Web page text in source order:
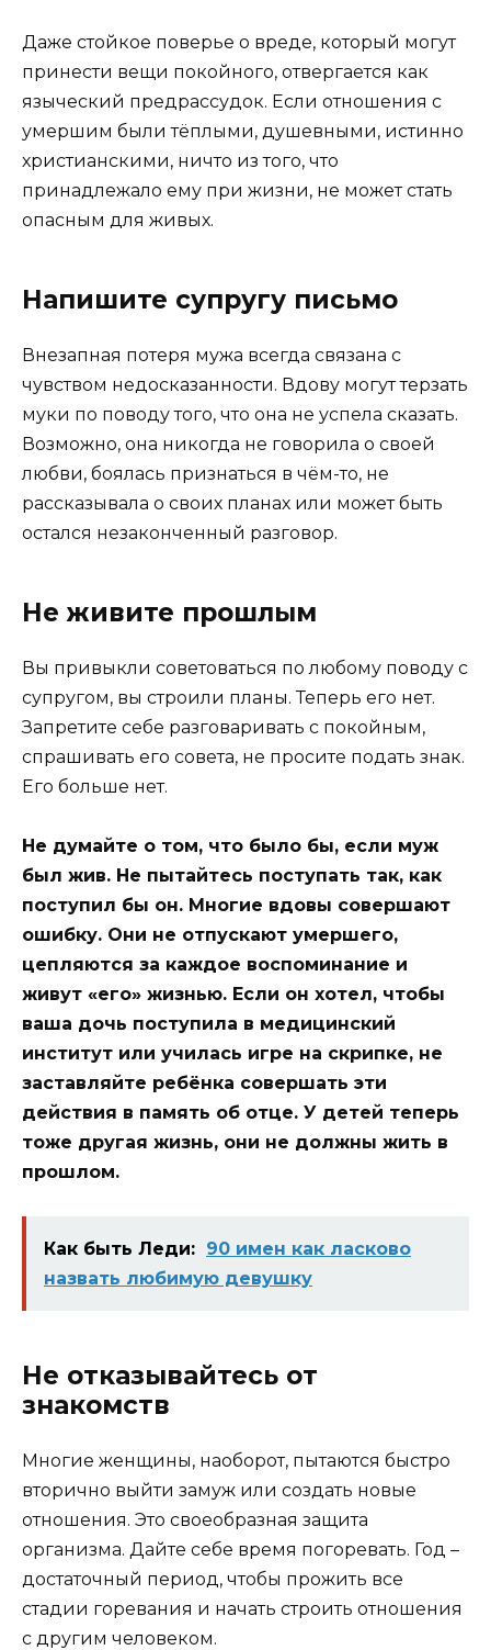
Даже стойкое поверье о вреде, который могут
принести вещи покойного, отвергается как
языческий предрассудок. Если отношения с
умершим были тёплыми, душевными, истинно
христианскими, ничто из того, что
принадлежало ему при жизни, не может стать
опасным для живых.
Напишите супругу письмо
Внезапная потеря мужа всегда связана с
чувством недосказанности. Вдову могут терзать
муки по поводу того, что она не успела сказать.
Возможно, она никогда не говорила о своей
любви, боялась признаться в чём-то, не
рассказывала о своих планах или может быть
остался незаконченный разговор.
Не живите прошлым
Вы привыкли советоваться по любому поводу с
супругом, вы строили планы. Теперь его нет.
Запретите себе разговаривать с покойным,
спрашивать его совета, не просите подать знак.
Его больше нет.
Не думайте о том, что было бы, если муж
был жив. Не пытайтесь поступать так, как
поступил бы он. Многие вдовы совершают
ошибку. Они не отпускают умершего,
цепляются за каждое воспоминание и
живут «его» жизнью. Если он хотел, чтобы
ваша дочь поступила в медицинский
институт или училась игре на скрипке, не
заставляйте ребёнка совершать эти
действия в память об отце. У детей теперь
тоже другая жизнь, они не должны жить в
прошлом.
Как быть Леди: 90 имен как ласково
назвать любимую девушку
Не отказывайтесь от
знакомств
Многие женщины, наоборот, пытаются быстро
вторично выйти замуж или создать новые
отношения. Это своеобразная защита
организма. Дайте себе время погоревать. Год –
достаточный период, чтобы прожить все
стадии горевания и начать строить отношения
с другим человеком.